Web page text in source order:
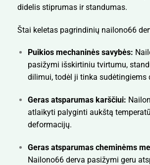
didelis stiprumas ir standumas.
Štai keletas pagrindinių nailono66
Puikios mechaninės savybės:
pasižymi išskirtiniu tvirtumu,
dilimui, todėl ji tinka sudėtingiems
Geras atsparumas karščiui:
atlaikyti palyginti aukštą
deformacijų.
Geras atsparumas cheminėms
Nailono66 derva pasižymi geru